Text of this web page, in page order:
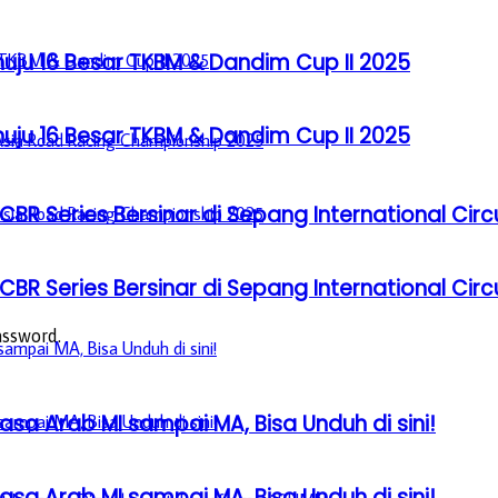
16 Besar TKBM & Dandim Cup II 2025
Series Bersinar di Sepang International
Arab MI sampai MA, Bisa Unduh di sini!
16 Besar TKBM & Dandim Cup II 2025
Series Bersinar di Sepang International